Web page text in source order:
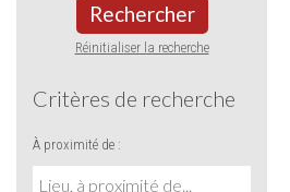
Rechercher
Réinitialiser la recherche
Critères de recherche
À proximité de :